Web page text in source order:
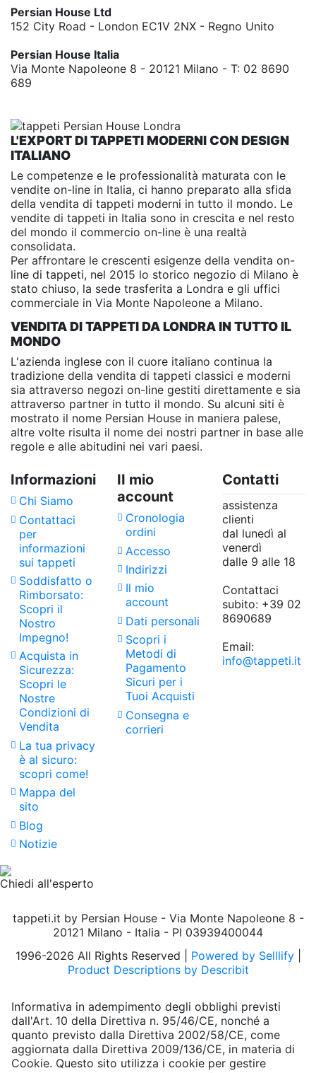
Persian House Ltd
152 City Road - London EC1V 2NX - Regno Unito
Persian House Italia
Via Monte Napoleone 8 - 20121 Milano - T: 02 8690
689
L'EXPORT DI TAPPETI MODERNI CON DESIGN
ITALIANO
Le competenze e le professionalità maturata con le
vendite on-line in Italia, ci hanno preparato alla sfida
della vendita di tappeti moderni in tutto il mondo. Le
vendite di tappeti in Italia sono in crescita e nel resto
del mondo il commercio on-line è una realtà
consolidata.
Per affrontare le crescenti esigenze della vendita on-
line di tappeti, nel 2015 lo storico negozio di Milano è
stato chiuso, la sede trasferita a Londra e gli uffici
commerciale in Via Monte Napoleone a Milano.
VENDITA DI TAPPETI DA LONDRA IN TUTTO IL
MONDO
L'azienda inglese con il cuore italiano continua la
tradizione della vendita di tappeti classici e moderni
sia attraverso negozi on-line gestiti direttamente e sia
attraverso partner in tutto il mondo. Su alcuni siti è
mostrato il nome Persian House in maniera palese,
altre volte risulta il nome dei nostri partner in base alle
regole e alle abitudini nei vari paesi.
Informazioni
Chi Siamo
Contattaci
per
informazioni
sui tappeti
Soddisfatto o
Rimborsato:
Scopri il
Nostro
Impegno!
Acquista in
Sicurezza:
Scopri le
Nostre
Condizioni di
Vendita
La tua privacy
è al sicuro:
scopri come!
Mappa del
sito
Blog
Notizie
II mio
account
Cronologia
ordini
Accesso
Indirizzi
Il mio
account
Dati personali
Scopri i
Metodi di
Pagamento
Sicuri per i
Tuoi Acquisti
Consegna e
corrieri
Contatti
assistenza
clienti
dal lunedì al
venerdì
dalle 9 alle 18
Contattaci
subito: +39 02
8690689
Email:
info@tappeti.it
Chiedi all'esperto
tappeti.it by Persian House - Via Monte Napoleone 8 -
20121 Milano - Italia - PI 03939400044
1996-2026 All Rights Reserved | Powered by Selllify|
Product Descriptions by Describit
Informativa in adempimento degli obblighi previsti
dall'Art. 10 della Direttiva n. 95/46/CE, nonché a
quanto previsto dalla Direttiva 2002/58/CE, come
aggiornata dalla Direttiva 2009/136/CE, in materia di
Cookie. Questo sito utilizza i cookie per gestire